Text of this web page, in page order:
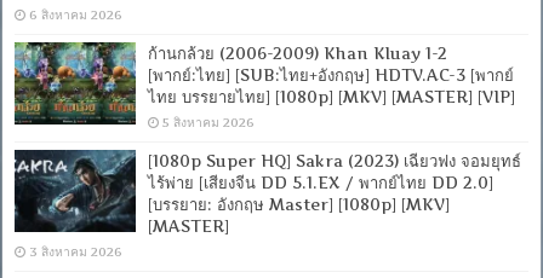
6 สิงหาคม 2026
ก้านกล้วย (2006-2009) Khan Kluay 1-2
[พากย์:ไทย] [SUB:ไทย+อังกฤษ] HDTV.AC-3 [พากย์
ไทย บรรยายไทย] [1080p] [MKV] [MASTER] [VIP]
5 สิงหาคม 2026
[1080p Super HQ] Sakra (2023) เฉียวฟง จอมยุทธ์
ไร้พ่าย [เสียงจีน DD 5.1.EX / พากย์ไทย DD 2.0]
[บรรยาย: อังกฤษ Master] [1080p] [MKV]
[MASTER]
3 สิงหาคม 2026